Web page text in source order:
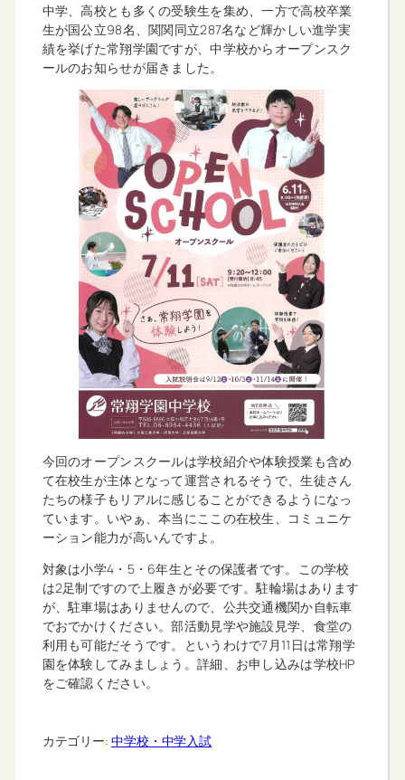
中学、高校とも多くの受験生を集め、一方で高校卒業
生が国公立98名、関関同立287名など輝かしい進学実
績を挙げた常翔学園ですが、中学校からオープンスク
ールのお知らせが届きました。
今回のオープンスクールは学校紹介や体験授業も含め
て在校生が主体となって運営されるそうで、生徒さん
たちの様子もリアルに感じることができるようになっ
ています。いやぁ、本当にここの在校生、コミュニケ
ーション能力が高いんですよ。
対象は小学4・5・6年生とその保護者です。この学校
は2足制ですので上履きが必要です。駐輪場はあります
が、駐車場はありませんので、公共交通機関か自転車
でおでかけください。部活動見学や施設見学、食堂の
利用も可能だそうです。というわけで7月11日は常翔学
園を体験してみましょう。詳細、お申し込みは学校HP
をご確認ください。
カテゴリー: 中学校・中学入試